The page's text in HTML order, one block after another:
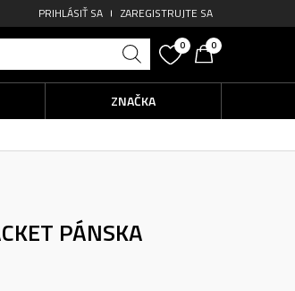
PRIHLÁSIŤ SA ZAREGISTRUJTE SA
0 0
ZNAČKA
PÁNSKA